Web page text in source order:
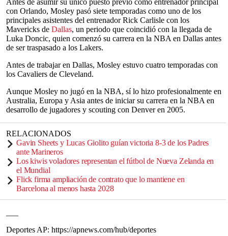
Antes de asumir su único puesto previo como entrenador principal
con Orlando, Mosley pasó siete temporadas como uno de los
principales asistentes del entrenador Rick Carlisle con los
Mavericks de Dallas, un periodo que coincidió con la llegada de
Luka Doncic, quien comenzó su carrera en la NBA en Dallas antes
de ser traspasado a los Lakers.
Antes de trabajar en Dallas, Mosley estuvo cuatro temporadas con
los Cavaliers de Cleveland.
Aunque Mosley no jugó en la NBA, sí lo hizo profesionalmente en
Australia, Europa y Asia antes de iniciar su carrera en la NBA en
desarrollo de jugadores y scouting con Denver en 2005.
RELACIONADOS
Gavin Sheets y Lucas Giolito guían victoria 8-3 de los Padres
ante Marineros
Los kiwis voladores representan el fútbol de Nueva Zelanda en
el Mundial
Flick firma ampliación de contrato que lo mantiene en
Barcelona al menos hasta 2028
Deportes AP: https://apnews.com/hub/deportes